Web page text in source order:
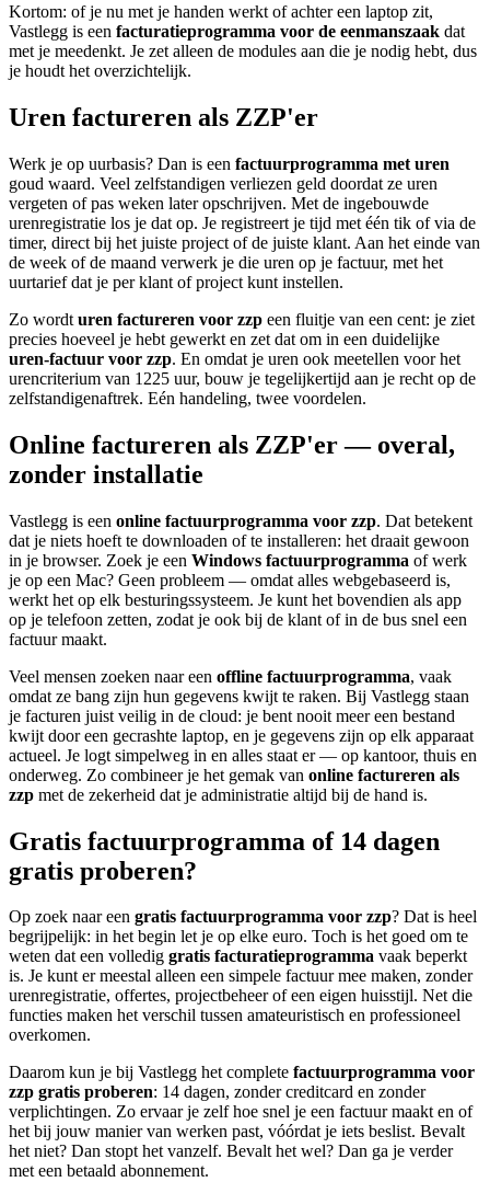
Kortom: of je nu met je handen werkt of achter een laptop zit,
Vastlegg is een facturatieprogramma voor de eenmanszaak dat
met je meedenkt. Je zet alleen de modules aan die je nodig hebt, dus
je houdt het overzichtelijk.
Uren factureren als ZZP'er
Werk je op uurbasis? Dan is een factuurprogramma met uren
goud waard. Veel zelfstandigen verliezen geld doordat ze uren
vergeten of pas weken later opschrijven. Met de ingebouwde
urenregistratie los je dat op. Je registreert je tijd met één tik of via de
timer, direct bij het juiste project of de juiste klant. Aan het einde van
de week of de maand verwerk je die uren op je factuur, met het
uurtarief dat je per klant of project kunt instellen.
Zo wordt uren factureren voor zzp een fluitje van een cent: je ziet
precies hoeveel je hebt gewerkt en zet dat om in een duidelijke
uren-factuur voor zzp. En omdat je uren ook meetellen voor het
urencriterium van 1225 uur, bouw je tegelijkertijd aan je recht op de
zelfstandigenaftrek. Eén handeling, twee voordelen.
Online factureren als ZZP'er — overal,
zonder installatie
Vastlegg is een online factuurprogramma voor zzp. Dat betekent
dat je niets hoeft te downloaden of te installeren: het draait gewoon
in je browser. Zoek je een Windows factuurprogramma of werk
je op een Mac? Geen probleem — omdat alles webgebaseerd is,
werkt het op elk besturingssysteem. Je kunt het bovendien als app
op je telefoon zetten, zodat je ook bij de klant of in de bus snel een
factuur maakt.
Veel mensen zoeken naar een offline factuurprogramma, vaak
omdat ze bang zijn hun gegevens kwijt te raken. Bij Vastlegg staan
je facturen juist veilig in de cloud: je bent nooit meer een bestand
kwijt door een gecrashte laptop, en je gegevens zijn op elk apparaat
actueel. Je logt simpelweg in en alles staat er — op kantoor, thuis en
onderweg. Zo combineer je het gemak van online factureren als
zzp met de zekerheid dat je administratie altijd bij de hand is.
Gratis factuurprogramma of 14 dagen
gratis proberen?
Op zoek naar een gratis factuurprogramma voor zzp? Dat is heel
begrijpelijk: in het begin let je op elke euro. Toch is het goed om te
weten dat een volledig gratis facturatieprogramma vaak beperkt
is. Je kunt er meestal alleen een simpele factuur mee maken, zonder
urenregistratie, offertes, projectbeheer of een eigen huisstijl. Net die
functies maken het verschil tussen amateuristisch en professioneel
overkomen.
Daarom kun je bij Vastlegg het complete factuurprogramma voor
zzp gratis proberen: 14 dagen, zonder creditcard en zonder
verplichtingen. Zo ervaar je zelf hoe snel je een factuur maakt en of
het bij jouw manier van werken past, vóórdat je iets beslist. Bevalt
het niet? Dan stopt het vanzelf. Bevalt het wel? Dan ga je verder
met een betaald abonnement.